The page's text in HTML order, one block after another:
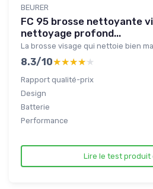
BEURER
FC 95 brosse nettoyante
nettoyage profond...
La brosse visage qui nettoie bien
8.3/10★★★★★
★★★★★
Rapport qualité-prix
Design
Batterie
Performance
Lire le test produit